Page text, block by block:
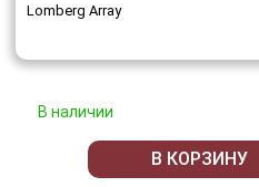
Lomberg Array
В наличии
В КОРЗИНУ